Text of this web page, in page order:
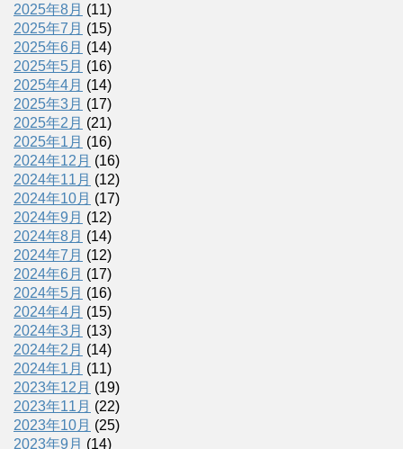
2025年8月 (11)
2025年7月 (15)
2025年6月 (14)
2025年5月 (16)
2025年4月 (14)
2025年3月 (17)
2025年2月 (21)
2025年1月 (16)
2024年12月 (16)
2024年11月 (12)
2024年10月 (17)
2024年9月 (12)
2024年8月 (14)
2024年7月 (12)
2024年6月 (17)
2024年5月 (16)
2024年4月 (15)
2024年3月 (13)
2024年2月 (14)
2024年1月 (11)
2023年12月 (19)
2023年11月 (22)
2023年10月 (25)
2023年9月 (14)